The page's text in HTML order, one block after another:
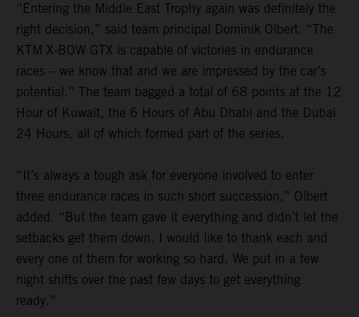
“Entering the Middle East Trophy again was definitely the
right decision,” said team principal Dominik Olbert. “The
KTM X-BOW GTX is capable of victories in endurance
races – we know that and we are impressed by the car’s
potential.” The team bagged a total of 68 points at the 12
Hour of Kuwait, the 6 Hours of Abu Dhabi and the Dubai
24 Hours, all of which formed part of the series.
“It’s always a tough ask for everyone involved to enter
three endurance races in such short succession,” Olbert
added. “But the team gave it everything and didn’t let the
setbacks get them down. I would like to thank each and
every one of them for working so hard. We put in a few
night shifts over the past few days to get everything
ready.”